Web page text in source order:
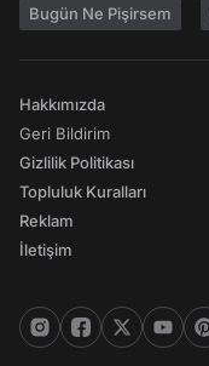
Bugün Ne Pişirsem
Hakkımızda
Geri Bildirim
Gizlilik Politikası
Topluluk Kuralları
Reklam
İletişim